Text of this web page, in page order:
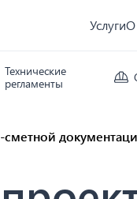
УслугиО
Технические
регламенты
сметной